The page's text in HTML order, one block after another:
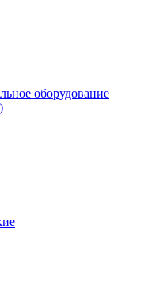
оборудование